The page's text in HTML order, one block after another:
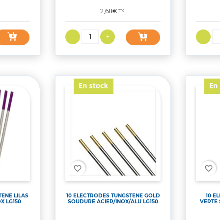
Prix
2,68€TTC
LILAS
LG150
favorite_border
10 ELECTRODES TUNGSTENE GOLD
SOUDURE ACIER/INOX/ALU LG150
favorite_border
10
VERTE